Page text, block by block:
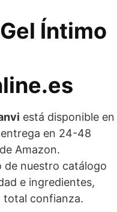
Íntimo
está disponible en
en 24-48
Amazon.
de nuestro catálogo
e ingredientes,
total confianza.